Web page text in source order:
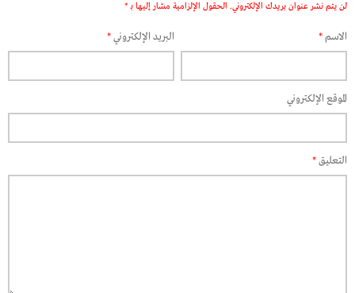
لن يتم نشر عنوان بريدك الإلكتروني. الحقول الإلزامية مشار إليها بـ *
الاسم* البريد الإلكتروني*
الموقع الإلكتروني
التعليق*